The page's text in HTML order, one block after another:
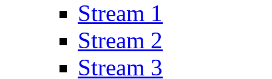
Stream 1
Stream 2
Stream 3